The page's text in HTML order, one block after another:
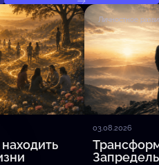
Личностное
03.08.2026